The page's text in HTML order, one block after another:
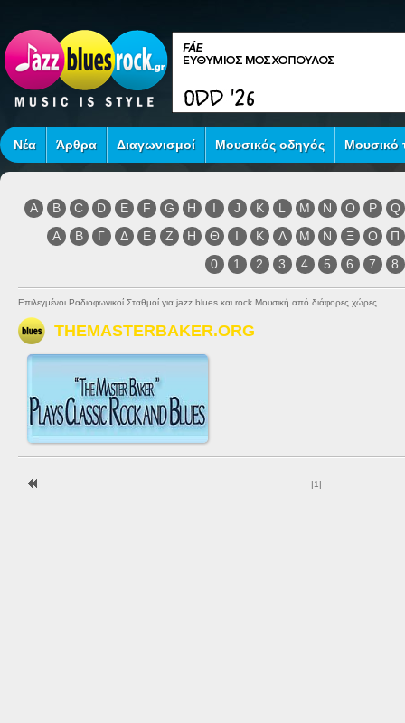
Νέα Άρθρα Διαγωνισμοί Μουσικός οδηγός Μουσικό
A B C D E F G H I J K L M N O P
Q
Α
Β Γ Δ Ε Ζ Η Θ Ι Κ Λ Μ Ν Ξ Ο
Π
0
1 2 3 4 5 6 7 8
Επιλεγμένοι Ραδιοφωνικοί Σταθμοί για jazz blues και rock Μουσική από διάφορες χώρες.
THEMASTERBAKER.ORG
|1 |